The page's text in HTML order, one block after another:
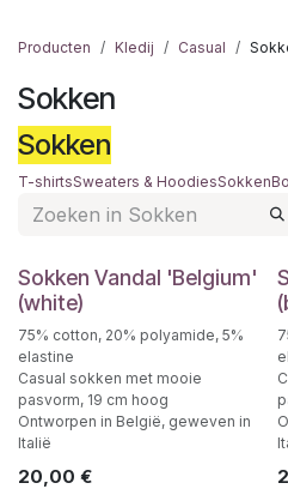
Producten Kledij Casual
Sokken
Sokken
T-shirtsSweaters & HoodiesSokken
Sokken Vandal 'Belgium'
(white)
75% cotton, 20% polyamide, 5%
elastine
Casual sokken met mooie
pasvorm, 19 cm hoog
Ontworpen in België, geweven in
Italië
20,00 €